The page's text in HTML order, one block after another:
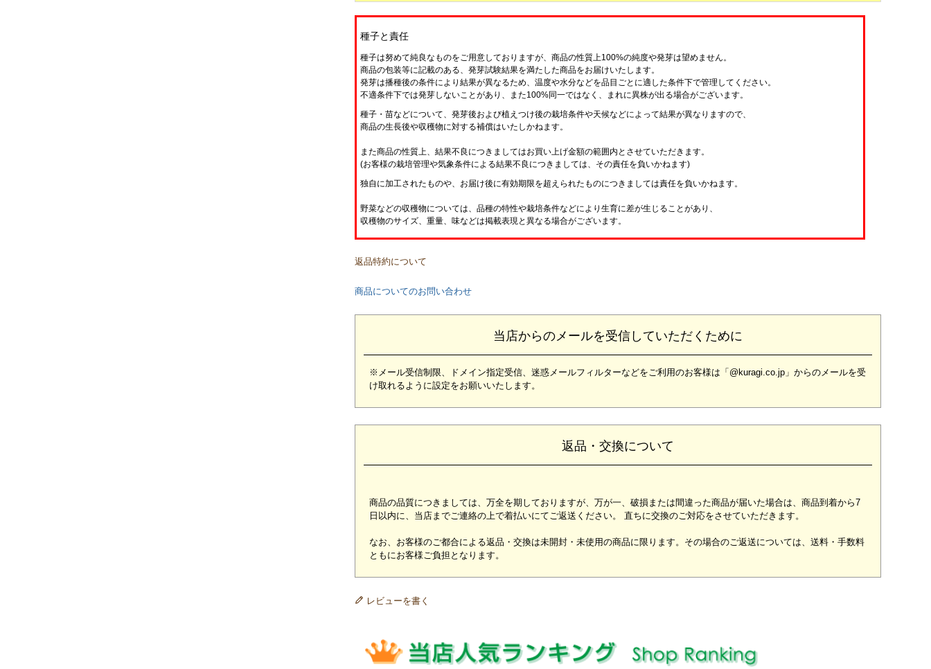
種子と責任
種子は努めて純良なものをご用意しておりますが、商品の性質上100%の純度や発芽は望めません。
商品の包装等に記載のある、発芽試験結果を満たした商品をお届けいたします。
発芽は播種後の条件により結果が異なるため、温度や水分などを品目ごとに適した条件下で管理してください。
不適条件下では発芽しないことがあり、また100%同一ではなく、まれに異株が出る場合がございます。
種子・苗などについて、発芽後および植えつけ後の栽培条件や天候などによって結果が異なりますので、
商品の生長後や収穫物に対する補償はいたしかねます。
また商品の性質上、結果不良につきましてはお買い上げ金額の範囲内とさせていただきます。
(お客様の栽培管理や気象条件による結果不良につきましては、その責任を負いかねます)
独自に加工されたものや、お届け後に有効期限を超えられたものにつきましては責任を負いかねます。
野菜などの収穫物については、品種の特性や栽培条件などにより生育に差が生じることがあり、
収穫物のサイズ、重量、味などは掲載表現と異なる場合がございます。
返品特約について
商品についてのお問い合わせ
当店からのメールを受信していただくために
※メール受信制限、ドメイン指定受信、迷惑メールフィルターなどをご利用のお客様は「@kuragi.co.jp」からのメールを受
け取れるように設定をお願いいたします。
返品・交換について
商品の品質につきましては、万全を期しておりますが、万が一、破損または間違った商品が届いた場合は、商品到着から7
日以内に、当店までご連絡の上で着払いにてご返送ください。 直ちに交換のご対応をさせていただきます。
なお、お客様のご都合による返品・交換は未開封・未使用の商品に限ります。その場合のご返送については、送料・手数料
ともにお客様ご負担となります。
レビューを書く